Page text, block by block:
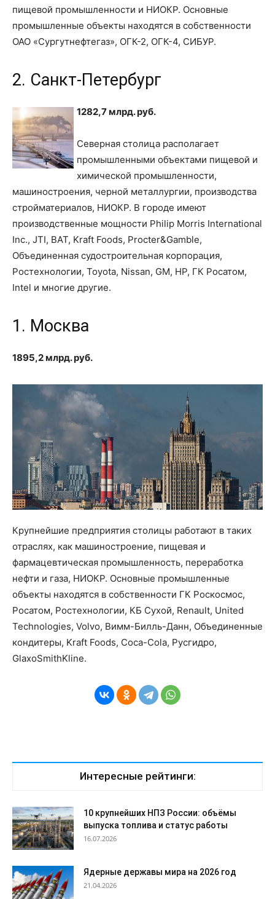
пищевой промышленности и НИОКР. Основные
промышленные объекты находятся в собственности
ОАО «Сургутнефтегаз», ОГК-2, ОГК-4, СИБУР.
2. Санкт-Петербург
1282,7 млрд. руб.
Северная столица располагает
промышленными объектами пищевой и
химической промышленности,
машиностроения, черной металлургии, производства
стройматериалов, НИОКР. В городе имеют
производственные мощности Philip Morris International
Inc., JTI, BAT, Kraft Foods, Procter&Gamble,
Объединенная судостроительная корпорация,
Ростехнологии, Toyota, Nissan, GM, HP, ГК Росатом,
Intel и многие другие.
1. Москва
1895,2 млрд. руб.
Крупнейшие предприятия столицы работают в таких
отраслях, как машиностроение, пищевая и
фармацевтическая промышленность, переработка
нефти и газа, НИОКР. Основные промышленные
объекты находятся в собственности ГК Роскосмос,
Росатом, Ростехнологии, КБ Сухой, Renault, United
Technologies, Volvo, Вимм-Билль-Данн, Объединенные
кондитеры, Kraft Foods, Coca-Cola, Русгидро,
GlaxoSmithKline.
Интересные рейтинги:
10 крупнейших НПЗ России: объёмы
выпуска топлива и статус работы
16.07.2026
Ядерные державы мира на 2026 год
21.04.2026